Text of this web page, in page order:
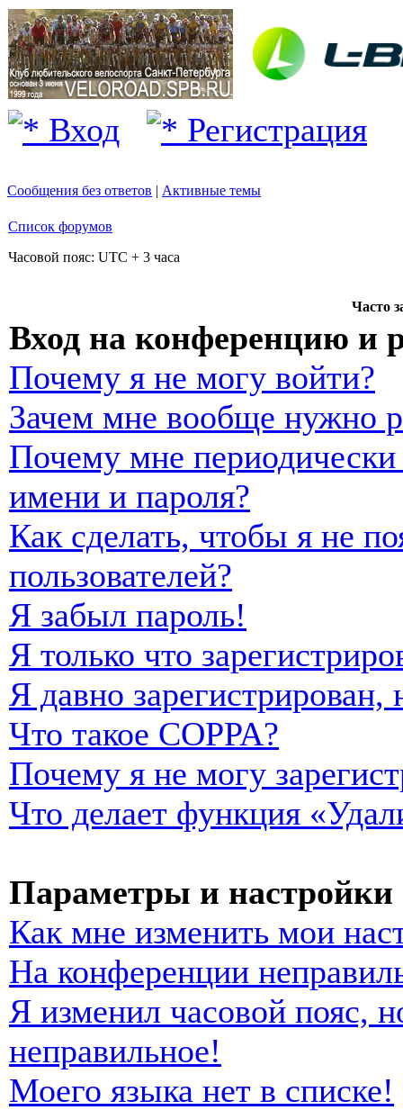
Вход Регистрация
Сообщения без ответов | Активные темы
Список форумов
Часовой пояс: UTC + 3 часа
Часто
Вход на конференцию и
Почему я не могу войти?
Зачем мне вообще нужно
Почему мне периодически
имени и пароля?
Как сделать, чтобы я не
пользователей?
Я забыл пароль!
Я только что
Я давно
Что такое COPPA?
Почему я не могу
Что делает функция
Параметры и настройки
Как мне изменить мои
На конференции
Я изменил часовой пояс,
неправильное!
Моего языка нет в списке!